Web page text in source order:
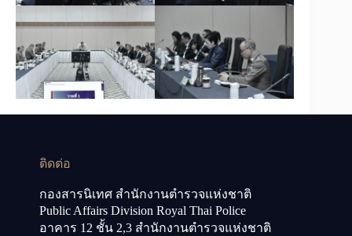
ติดต่อ
กองสารนิเทศ สำนักงานตำรวจแห่งชาติ
Public Affairs Division Royal Thai Police
อาคาร 12 ชั้น 2,3 สำนักงานตำรวจแห่งชาติ